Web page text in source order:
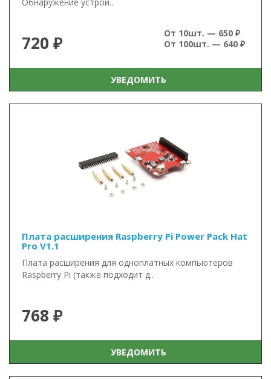
720 ₽
От 10шт. — 650 ₽
От 100шт. — 640 ₽
УВЕДОМИТЬ
Плата расширения Raspberry Pi Power Pack Hat
Pro V1.1
Плата расширения для одноплатных компьютеров
Raspberry Pi (также подходит д..
768 ₽
УВЕДОМИТЬ